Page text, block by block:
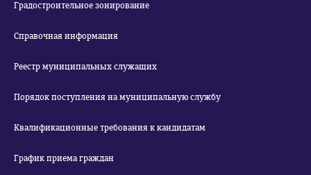
Градостроительное зонирование
Справочная информация
Реестр муниципальных служащих
Порядок поступления на муниципальную службу
Квалификационные требования к кандидатам
График приема граждан